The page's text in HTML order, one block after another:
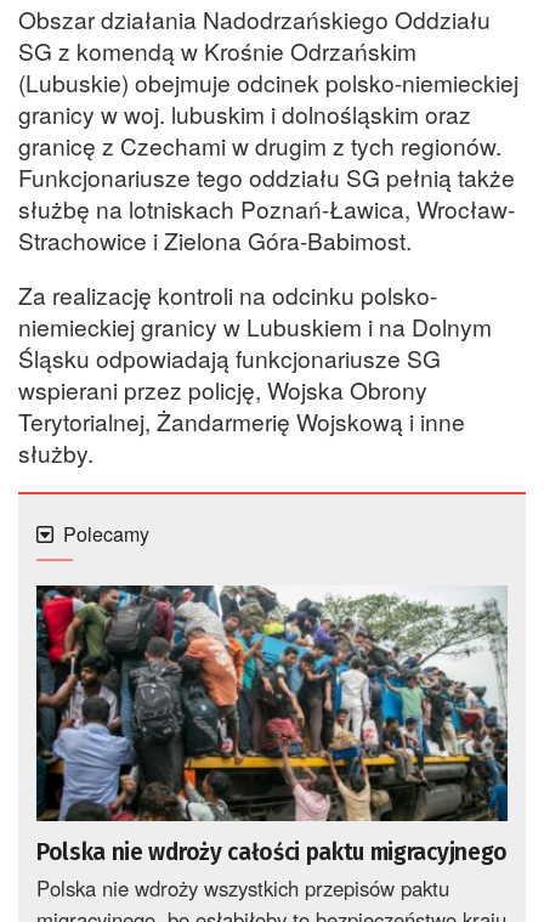
Obszar działania Nadodrzańskiego Oddziału
SG z komendą w Krośnie Odrzańskim
(Lubuskie) obejmuje odcinek polsko-niemieckiej
granicy w woj. lubuskim i dolnośląskim oraz
granicę z Czechami w drugim z tych regionów.
Funkcjonariusze tego oddziału SG pełnią także
służbę na lotniskach Poznań-Ławica, Wrocław-
Strachowice i Zielona Góra-Babimost.
Za realizację kontroli na odcinku polsko-
niemieckiej granicy w Lubuskiem i na Dolnym
Śląsku odpowiadają funkcjonariusze SG
wspierani przez policję, Wojska Obrony
Terytorialnej, Żandarmerię Wojskową i inne
służby.
Polecamy
Polska nie wdroży całości paktu migracyjnego
Polska nie wdroży wszystkich przepisów paktu